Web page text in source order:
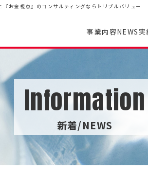
お金視点』のコンサルティングならトリプルバリュー
事業内容NEWS実
Information
新着/NEWS